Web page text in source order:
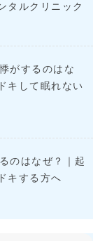
タルクリニック
がするのはな
キして眠れない
のはなぜ？｜起
キする方へ